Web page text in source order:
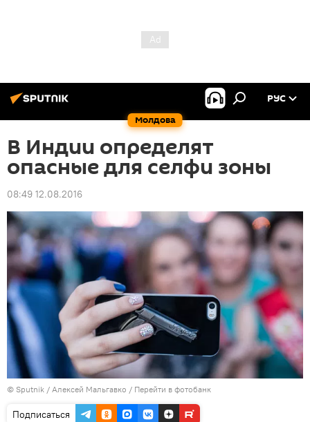
Молдова
РУС
В Индии определят
опасные для селфи зоны
08:49 12.08.2016
© Sputnik / Алексей Мальгавко / Перейти в фотобанк
Подписаться